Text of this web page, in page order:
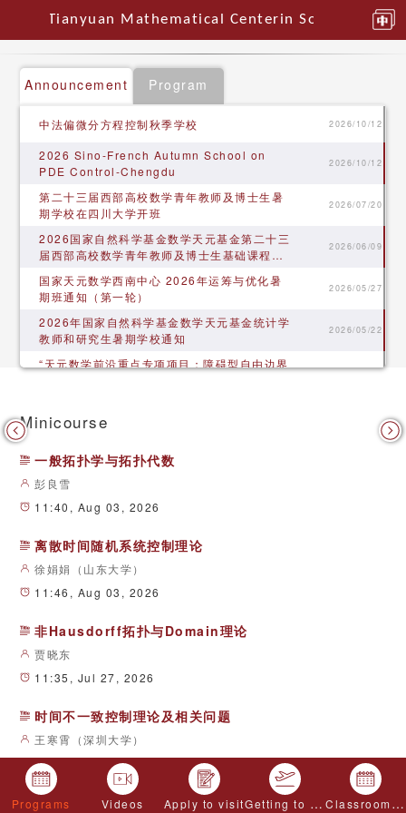
Tianyuan Mathematical Centerin Southwest
Programs Videos Apply to visit Getting to Chengdu Classroom application
Announcement Program
中法偏微分方程控制秋季学校 2026/10/12
2026 Sino-French Autumn School on
PDE Control-Chengdu
2026/10/12
第二十三届西部高校数学青年教师及博士生暑
期学校在四川大学开班
2026/07/20
​2026国家自然科学基金数学天元基金第二十三
届西部高校数学青年教师及博士生基础课程暑
2026/06/09
国家天元数学西南中心 2026年运筹与优化暑
期班通知（第一轮）
2026/05/27
​2026年国家自然科学基金数学天元基金统计学
教师和研究生暑期学校通知
2026/05/22
“天元数学前沿重点专项项目：障碍型自由边界
2026/05/12
师范学院召开
二届西部高校数学青年教师及博士生 基础课程
暑期学校通知
2025年国家自然科学基金数学天元基金统计学
教师和研究生暑期学校通知
Minicourse
一般拓扑学与拓扑代数
彭良雪
11:40, Aug 03, 2026
离散时间随机系统控制理论
徐娟娟（山东大学）
11:46, Aug 03, 2026
非Hausdorff拓扑与Domain理论
贾晓东
11:35, Jul 27, 2026
时间不一致控制理论及相关问题
王寒霄（深圳大学）
11:44, Jul 27, 2026
集合论与拓扑应用